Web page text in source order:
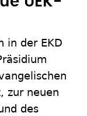
in der EKD
zur neuen
des